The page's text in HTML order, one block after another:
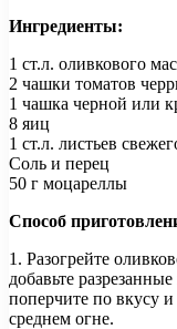
Ингредиенты:
1 ст.л. оливкового
2 чашки томатов
1 чашка черной или
8 яиц
1 ст.л. листьев
Соль и перец
50 г моцареллы
Способ
1. Разогрейте
добавьте
поперчите по вкусу
среднем огне.